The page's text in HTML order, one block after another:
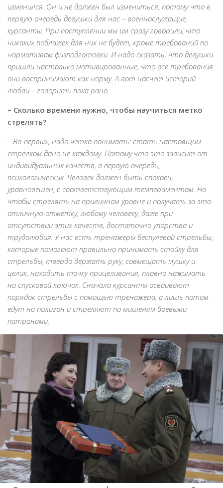
изменился. Он и не должен был измениться, потому что в
первую очередь девушки для нас – военнослужащие,
курсанты. При поступлении мы им сразу говорили, что
никаких поблажек для них не будет, кроме требований по
нормативам физподготовки. И надо сказать, что девушки
пришли настолько мотивированные, что все требования
они воспринимают как норму. А вот насчет историй
любви – говорить пока рано.
– Сколько времени нужно, чтобы научиться метко
стрелять?
– Во-первых, надо четко понимать: стать настоящим
стрелком дано не каждому. Потому что это зависит от
индивидуальных качеств, в первую очередь,
психологических. Человек должен быть спокоен,
уравновешен, с соответствующим темпераментом. Но
чтобы стрелять на приличном уровне и получать за это
отличную отметку, любому человеку, даже при
отсутствии этих качеств, достаточно упорства и
трудолюбия. У нас есть тренажеры беспулевой стрельбы,
которые помогают правильно принимать стойку для
стрельбы, твердо держать руку, совмещать мушку и
целик, находить точку прицеливания, плавно нажимать
на спусковой крючок. Сначала курсанты осваивают
порядок стрельбы с помощью тренажера, а лишь потом
едут на полигон и стреляют по мишеням боевыми
патронами.